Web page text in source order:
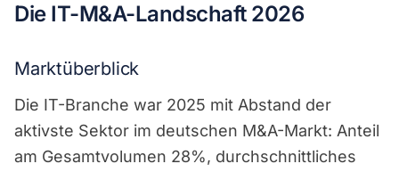
Die IT-M&A-Landschaft 2026
Marktüberblick
Die IT-Branche war 2025 mit Abstand der
aktivste Sektor im deutschen M&A-Markt: Anteil
am Gesamtvolumen 28%, durchschnittliches